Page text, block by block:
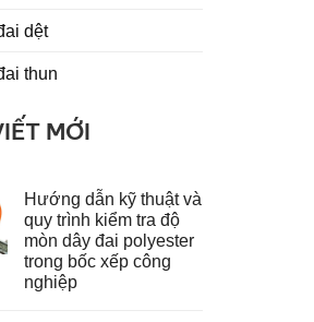
dệt
thun
MỚI
Hướng dẫn kỹ thuật và
quy trình kiểm tra độ
mòn dây đai polyester
trong bốc xếp công
nghiệp